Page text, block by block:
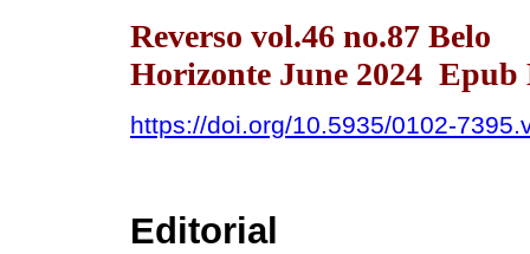
Reverso vol.46 no.87 Belo
Horizonte June 2024 Epub
https://doi.org/10.5935/0102-
Editorial